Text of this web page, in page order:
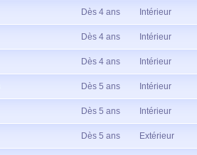
Dès 4 ans Intérieur
Dès 4 ans Intérieur
Dès 4 ans Intérieur
Dès 5 ans Intérieur
Dès 5 ans Intérieur
Dès 5 ans Extérieur